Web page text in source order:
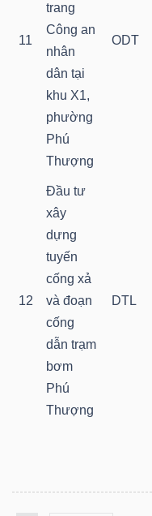
11
trang
Công an
nhân
dân tại
khu X1,
phường
Phú
Thượng
ODT
12
Đầu tư
xây
dựng
tuyến
cống xả
và đoạn
cống
dẫn trạm
bơm
Phú
Thượng
DTL
Tất cả Cổ phiếu
Lãnh
Bài